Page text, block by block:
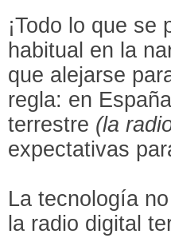
¡Todo lo que
habitual en la
que alejarse
regla: en
terrestre (la
expectativas
La tecnología
la radio digital